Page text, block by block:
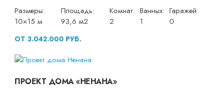
Размеры:
10×15 м
Площадь:
93,6 м2
Комнат:
2
Ванных:
1
Гаражей:
0
ОТ 3.042.000 РУБ.
ПРОЕКТ ДОМА «НЕНАНА»